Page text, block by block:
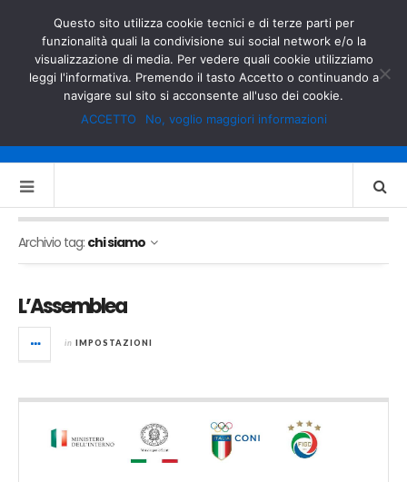
MINISTERO DELL’INTERNO
GOVERNO.IT
Archivio tag: chi siamo
L’Assemblea
in IMPOSTAZIONI
Questo sito utilizza cookie tecnici e di terze parti per
funzionalità quali la condivisione sui social network e/o la
visualizzazione di media. Per vedere quali cookie utilizziamo
leggi l'informativa. Premendo il tasto Accetto o continuando a
navigare sul sito si acconsente all'uso dei cookie.
ACCETTO
No, voglio maggiori informazioni